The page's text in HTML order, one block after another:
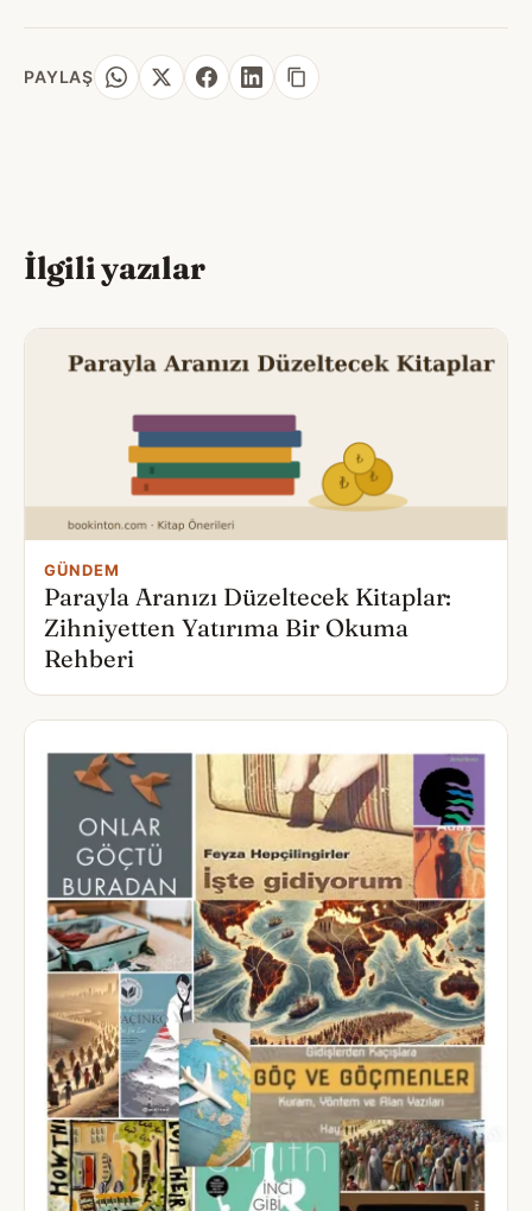
PAYLAŞ
İlgili yazılar
GÜNDEM
Parayla Aranızı Düzeltecek Kitaplar:
Zihniyetten Yatırıma Bir Okuma
Rehberi